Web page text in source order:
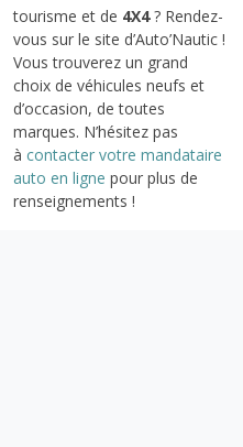
tourisme et de 4X4? Rendez-
vous sur le site d’Auto’Nautic !
Vous trouverez un grand
choix de véhicules neufs et
d’occasion, de toutes
marques. N’hésitez pas
à contacter votre mandataire
auto en ligne pour plus de
renseignements !